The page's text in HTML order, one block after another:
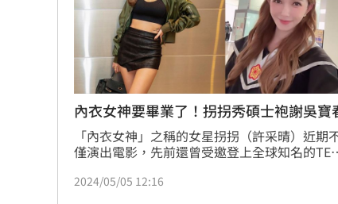
內衣女神要畢業了！拐拐秀碩士袍謝吳寶
「內衣女神」之稱的女星拐拐（許采晴）近期
僅演出電影，先前還曾受邀登上全球知名的TED
即將從世新大學管理學院以EMBA企管系碩士畢
2024/05/05 12:16